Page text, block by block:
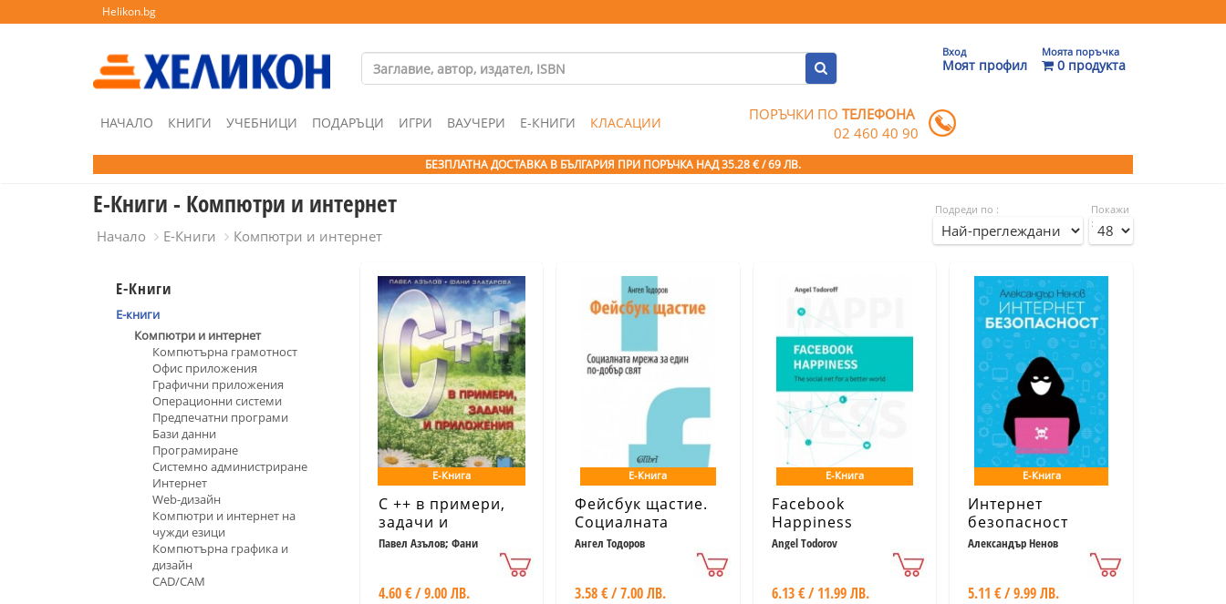
Helikon.bg
Вход
Моят профил
Моята поръчка
0 продукта
НАЧАЛО КНИГИ УЧЕБНИЦИ ПОДАРЪЦИ ИГРИ ВАУЧЕРИ Е-КНИГИ КЛАСАЦИИ ПОРЪЧКИ ПОТЕЛЕФОНА
02 460 40 90
БЕЗПЛАТНА ДОСТАВКА В БЪЛГАРИЯ ПРИ ПОРЪЧКА НАД 35.28 € / 69 ЛВ.
Е-Книги - Компютри и интернет
Начало Е-Книги Компютри и интернет
Подреди по :
Покажи
:
Е-Книги
Е-книги
Компютри и интернет
Компютърна грамотност
Офис приложения
Графични приложения
Операционни системи
Предпечатни програми
Бази данни
Програмиране
Системно администриране
Интернет
Web-дизайн
Компютри и интернет на
чужди езици
Компютърна графика и
дизайн
CAD/CAM
Е-Книга
С ++ в примери,
задачи и
приложения
Павел Азълов; Фани
4.60 € / 9.00 ЛВ.
Е-Книга
Фейсбук щастие.
Социалната
мрежа за един
Ангел Тодоров
3.58 € / 7.00 ЛВ.
Е-Книга
Facebook
Happiness
Angel Todorov
6.13 € / 11.99 ЛВ.
Е-Книга
Интернет
безопасност
Александър Ненов
5.11 € / 9.99 ЛВ.